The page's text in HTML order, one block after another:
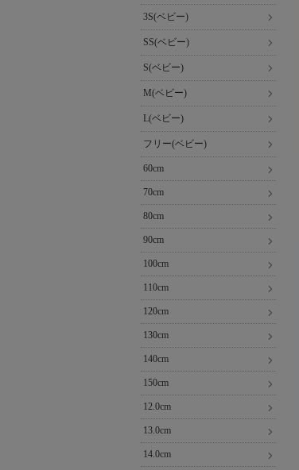
3S(ベビー)
SS(ベビー)
S(ベビー)
M(ベビー)
L(ベビー)
フリー(ベビー)
60cm
70cm
80cm
90cm
100cm
110cm
120cm
130cm
140cm
150cm
12.0cm
13.0cm
14.0cm